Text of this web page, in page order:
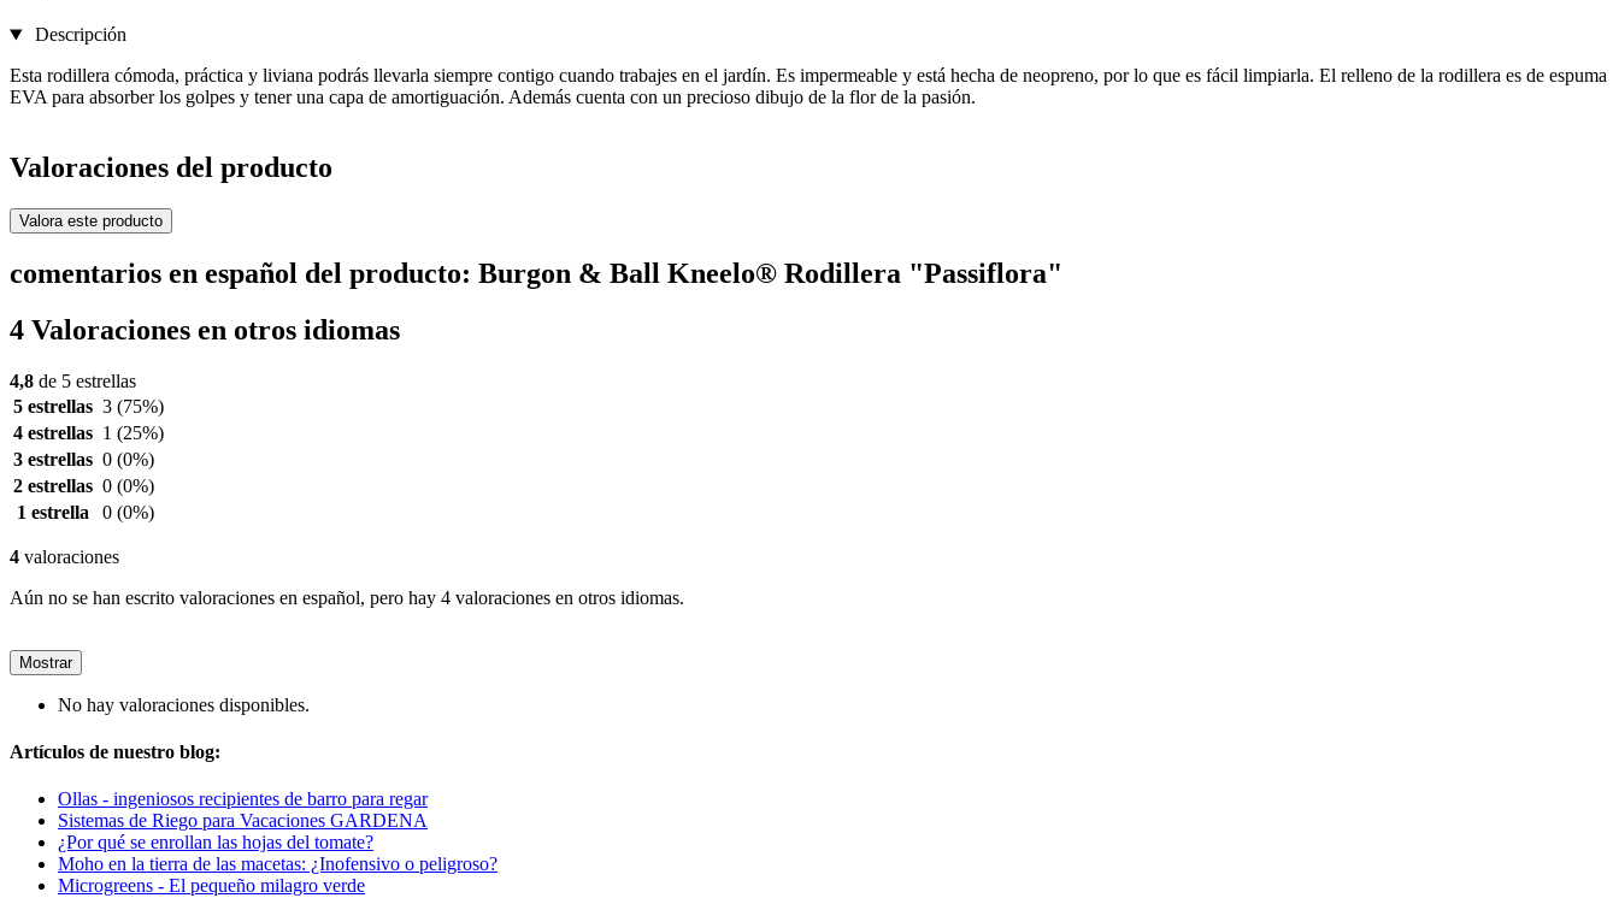
Descripción
Esta rodillera cómoda, práctica y liviana podrás llevarla siempre contigo cuando trabajes en el jardín. Es impermeable y está hecha de neopreno, por lo que es fácil limpiarla. El relleno de la rodillera es de espuma
EVA para absorber los golpes y tener una capa de amortiguación. Además cuenta con un precioso dibujo de la flor de la pasión.
Valoraciones del producto
Valora este producto
comentarios en español del producto: Burgon & Ball Kneelo® Rodillera "Passiflora"
4 Valoraciones en otros idiomas
4,8 de 5 estrellas
5 estrellas 3 (75%)
4 estrellas 1 (25%)
3 estrellas 0 (0%)
2 estrellas 0 (0%)
1 estrella
0 (0%)
4 valoraciones
Aún no se han escrito valoraciones en español, pero hay 4 valoraciones en otros idiomas.
Mostrar
No hay valoraciones disponibles.
Artículos de nuestro blog:
Ollas - ingeniosos recipientes de barro para regar
Sistemas de Riego para Vacaciones GARDENA
¿Por qué se enrollan las hojas del tomate?
Moho en la tierra de las macetas: ¿Inofensivo o peligroso?
Microgreens - El pequeño milagro verde